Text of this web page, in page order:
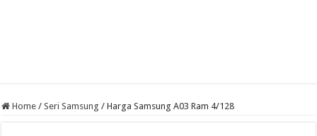
Home / Seri Samsung / Harga Samsung A03 Ram 4/128